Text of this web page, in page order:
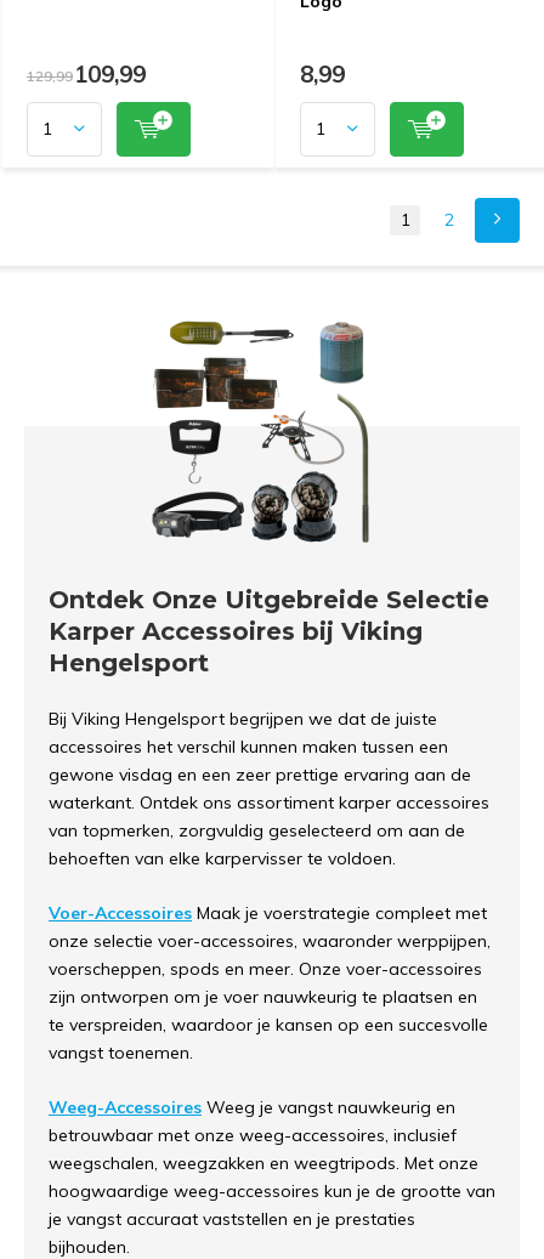
129,99109,99 8,99
1 2
Ontdek Onze Uitgebreide Selectie
Karper Accessoires bij Viking
Hengelsport
Bij Viking Hengelsport begrijpen we dat de juiste
accessoires het verschil kunnen maken tussen een
gewone visdag en een zeer prettige ervaring aan de
waterkant. Ontdek ons assortiment karper accessoires
van topmerken, zorgvuldig geselecteerd om aan de
behoeften van elke karpervisser te voldoen.
Voer-Accessoires Maak je voerstrategie compleet met
onze selectie voer-accessoires, waaronder werppijpen,
voerscheppen, spods en meer. Onze voer-accessoires
zijn ontworpen om je voer nauwkeurig te plaatsen en
te verspreiden, waardoor je kansen op een succesvolle
vangst toenemen.
Weeg-Accessoires Weeg je vangst nauwkeurig en
betrouwbaar met onze weeg-accessoires, inclusief
weegschalen, weegzakken en weegtripods. Met onze
hoogwaardige weeg-accessoires kun je de grootte van
je vangst accuraat vaststellen en je prestaties
bijhouden.